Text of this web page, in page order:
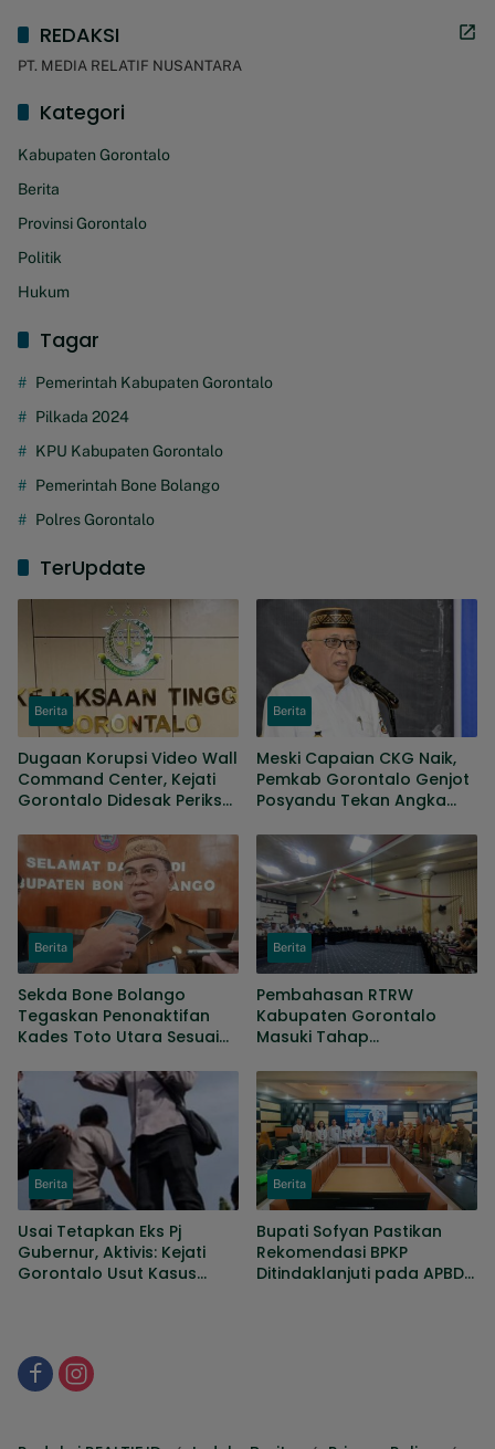
REDAKSI
PT. MEDIA RELATIF NUSANTARA
Kategori
Kabupaten Gorontalo
Berita
Provinsi Gorontalo
Politik
Hukum
Tagar
Pemerintah Kabupaten Gorontalo
Pilkada 2024
KPU Kabupaten Gorontalo
Pemerintah Bone Bolango
Polres Gorontalo
TerUpdate
Berita
Dugaan Korupsi Video Wall
Command Center, Kejati
Gorontalo Didesak Periksa
2019-2024
Berita
Meski Capaian CKG Naik,
Pemkab Gorontalo Genjot
Posyandu Tekan Angka
Berita
Sekda Bone Bolango
Tegaskan Penonaktifan
Kades Toto Utara Sesuai
Keputusan Tepat
Berita
Pembahasan RTRW
Kabupaten Gorontalo
Masuki Tahap
Persoalan Masih Dibahas
Berita
Usai Tetapkan Eks Pj
Gubernur, Aktivis: Kejati
Gorontalo Usut Kasus
Berita
Bupati Sofyan Pastikan
Rekomendasi BPKP
Ditindaklanjuti pada APBD